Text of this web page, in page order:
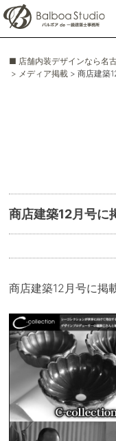
■ 店舗内装デザインなら名
> メディア掲載 > 商店建築
商店建築12月号に
商店建築12月号に掲載